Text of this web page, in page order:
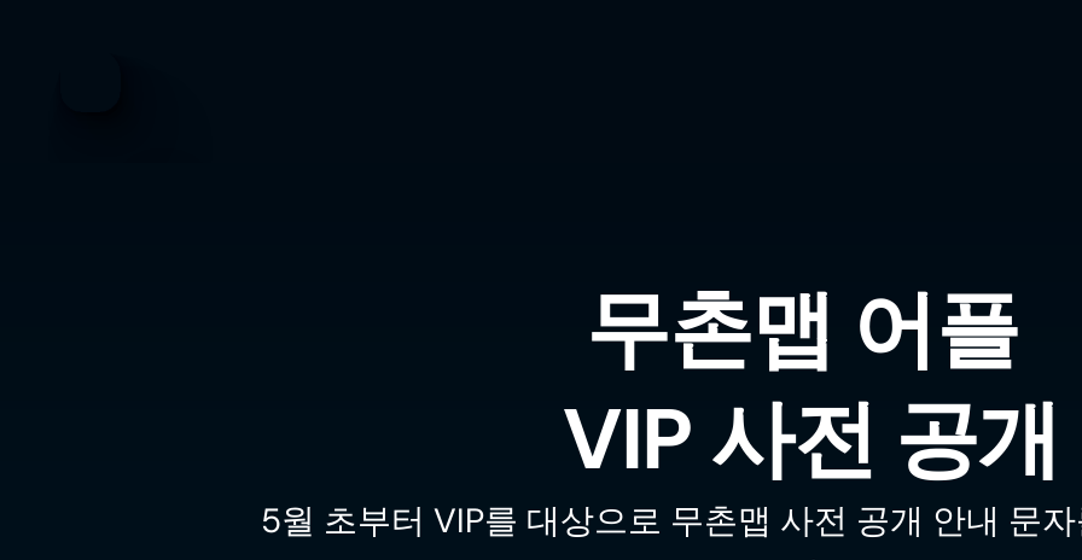
무촌맵 어플
VIP 사전 공개
5월 초부터 VIP를 대상으로 무촌맵 사전 공개 안내 문